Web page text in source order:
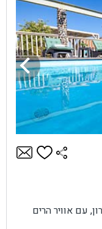
עם אוויר הרים